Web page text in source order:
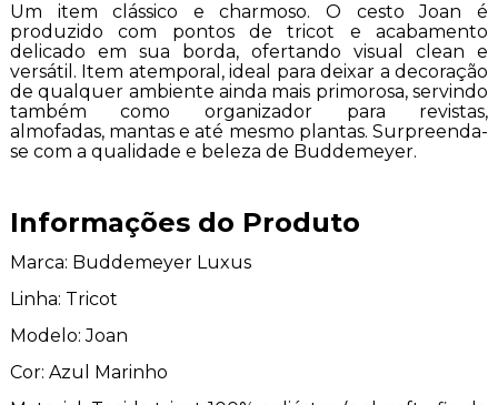
Um item clássico e charmoso. O cesto Joan é
produzido com pontos de tricot e acabamento
delicado em sua borda, ofertando visual clean e
versátil. Item atemporal, ideal para deixar a decoração
de qualquer ambiente ainda mais primorosa, servindo
também como organizador para revistas,
almofadas, mantas e até mesmo plantas. Surpreenda-
se com a qualidade e beleza de Buddemeyer.
Informações do Produto
Marca: Buddemeyer Luxus
Linha: Tricot
Modelo: Joan
Cor: Azul Marinho